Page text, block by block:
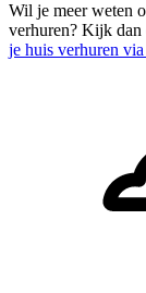
Wil je meer weten
verhuren? Kijk dan
je huis verhuren